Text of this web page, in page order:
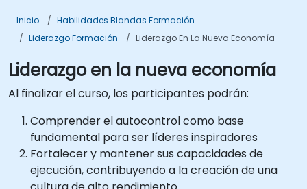
Inicio
Habilidades Blandas Formación
Liderazgo Formación
Liderazgo En La Nueva Economía
Liderazgo en la nueva economía
Al finalizar el curso, los participantes podrán:
Comprender el autocontrol como base
fundamental para ser líderes inspiradores
Fortalecer y mantener sus capacidades de
ejecución, contribuyendo a la creación de una